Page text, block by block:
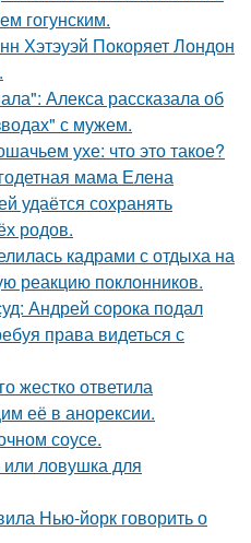
гогунским.
Хэтэуэй Покоряет Лондон
Алекса рассказала об
с мужем.
ухе: что это такое?
мама Елена
удаётся сохранять
родов.
кадрами с отдыха на
реакцию поклонников.
Андрей сорока подал
права видеться с
жестко ответила
её в анорексии.
соусе.
или ловушка для
Нью-йорк говорить о